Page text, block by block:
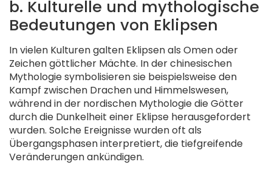
b. Kulturelle und mythologische
Bedeutungen von Eklipsen
In vielen Kulturen galten Eklipsen als Omen oder
Zeichen göttlicher Mächte. In der chinesischen
Mythologie symbolisieren sie beispielsweise den
Kampf zwischen Drachen und Himmelswesen,
während in der nordischen Mythologie die Götter
durch die Dunkelheit einer Eklipse herausgefordert
wurden. Solche Ereignisse wurden oft als
Übergangsphasen interpretiert, die tiefgreifende
Veränderungen ankündigen.